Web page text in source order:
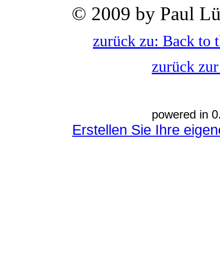
© 2009 by Paul
zurück zu: Back to
zurück
powered in
Erstellen Sie Ihre